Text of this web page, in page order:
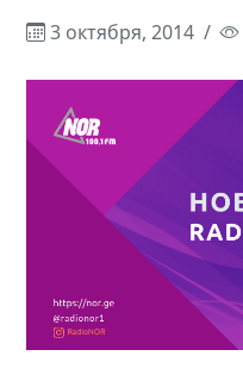
3 октября, 2014